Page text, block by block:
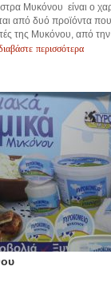
Μυκόνου είναι ο
από δυό προϊόντα που
της Μυκόνου, από
περισσότερα